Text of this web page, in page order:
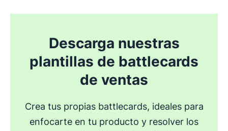
Descarga nuestras
plantillas de battlecards
de ventas
Crea tus propias battlecards, ideales para
enfocarte en tu producto y resolver los